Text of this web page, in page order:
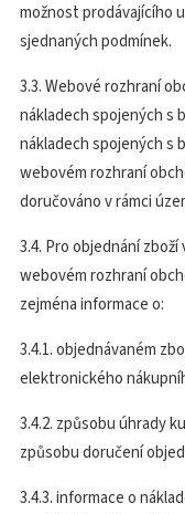
možnost prodávajícího
sjednaných podmínek.
3.3. Webové rozhraní
nákladech spojených s
nákladech spojených s
webovém rozhraní
doručováno v rámci
3.4. Pro objednání
webovém rozhraní
zejména informace o:
3.4.1. objednávaném
elektronického
3.4.2. způsobu úhrady
způsobu doručení
3.4.3. informace o